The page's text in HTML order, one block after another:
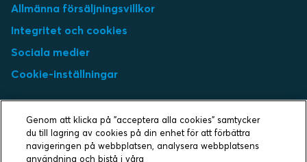
Allmänna försäljningsvillkor
Integritet och cookies
Sociala medier
Cookie-inställningar
Select market
Choose local site
Genom att klicka på "acceptera alla cookies" samtycker
du till lagring av cookies på din enhet för att förbättra
navigeringen på webbplatsen, analysera webbplatsens
användning och bistå i våra